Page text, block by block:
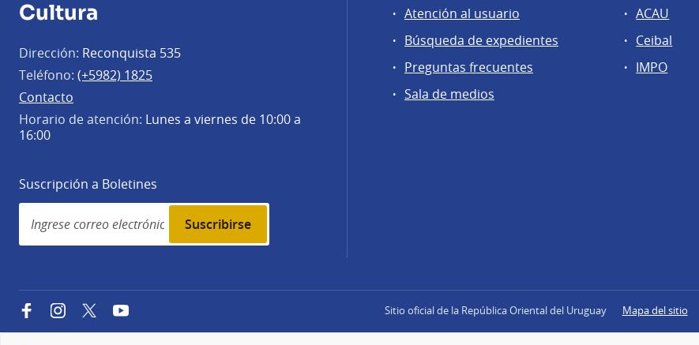
Cultura
Dirección: Reconquista 535
Teléfono: (+5982) 1825
Contacto
Horario de atención: Lunes a viernes de 10:00 a
16:00
Suscripción a Boletines
Simplenews
subscription
Atención al usuario
Búsqueda de expedientes
Preguntas frecuentes
Sala de medios
ACAU
Ceibal
IMPO
FacebookInstagramTwitterYouTube Sitio oficial de la República Oriental del Uruguay Mapa del sitio